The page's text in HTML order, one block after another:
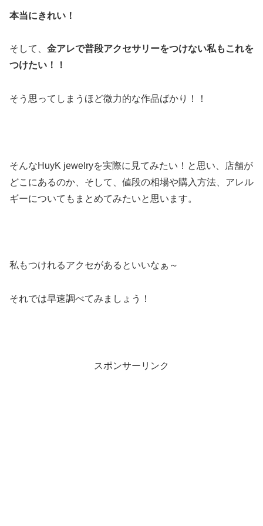
本当にきれい！
そして、 金アレで普段アクセサリーをつけない私もこれを
つけたい！！
そう思ってしまうほど微力的な作品ばかり！！
そんなHuyK jewelryを実際に見てみたい！と思い、店舗が
どこにあるのか、そして、値段の相場や購入方法、アレル
ギーについてもまとめてみたいと思います。
私もつけれるアクセがあるといいなぁ～
それでは早速調べてみましょう！
スポンサーリンク